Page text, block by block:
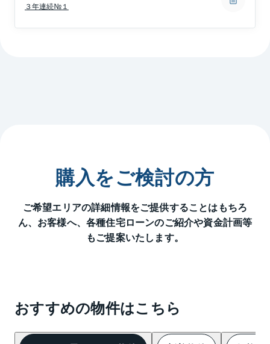
３年連続№１
購入をご検討の方
ご希望エリアの詳細情報をご提供することはもちろ
ん、 お客様へ、各種住宅ローンのご紹介や資金計画等
もご提案いたします。
おすすめの物件はこちら